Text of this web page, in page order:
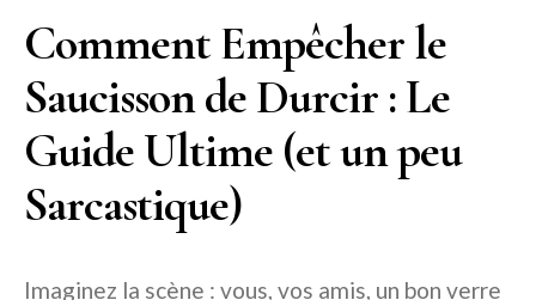
Comment Empêcher le
Saucisson de Durcir : Le
Guide Ultime (et un peu
Sarcastique)
Imaginez la scène : vous, vos amis, un bon verre